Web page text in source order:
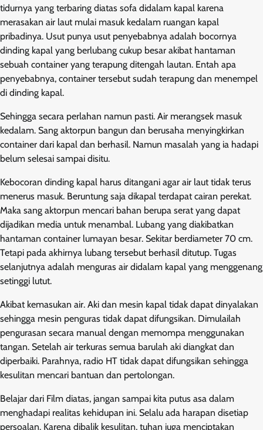
tidurnya yang terbaring diatas sofa didalam kapal karena
merasakan air laut mulai masuk kedalam ruangan kapal
pribadinya. Usut punya usut penyebabnya adalah bocornya
dinding kapal yang berlubang cukup besar akibat hantaman
sebuah container yang terapung ditengah lautan. Entah apa
penyebabnya, container tersebut sudah terapung dan menempel
di dinding kapal.
Sehingga secara perlahan namun pasti. Air merangsek masuk
kedalam. Sang aktorpun bangun dan berusaha menyingkirkan
container dari kapal dan berhasil. Namun masalah yang ia hadapi
belum selesai sampai disitu.
Kebocoran dinding kapal harus ditangani agar air laut tidak terus
menerus masuk. Beruntung saja dikapal terdapat cairan perekat.
Maka sang aktorpun mencari bahan berupa serat yang dapat
dijadikan media untuk menambal. Lubang yang diakibatkan
hantaman container lumayan besar. Sekitar berdiameter 70 cm.
Tetapi pada akhirnya lubang tersebut berhasil ditutup. Tugas
selanjutnya adalah menguras air didalam kapal yang menggenang
setinggi lutut.
Akibat kemasukan air. Aki dan mesin kapal tidak dapat dinyalakan
sehingga mesin penguras tidak dapat difungsikan. Dimulailah
pengurasan secara manual dengan memompa menggunakan
tangan. Setelah air terkuras semua barulah aki diangkat dan
diperbaiki. Parahnya, radio HT tidak dapat difungsikan sehingga
kesulitan mencari bantuan dan pertolongan.
Belajar dari Film diatas, jangan sampai kita putus asa dalam
menghadapi realitas kehidupan ini. Selalu ada harapan disetiap
persoalan. Karena dibalik kesulitan, tuhan juga menciptakan